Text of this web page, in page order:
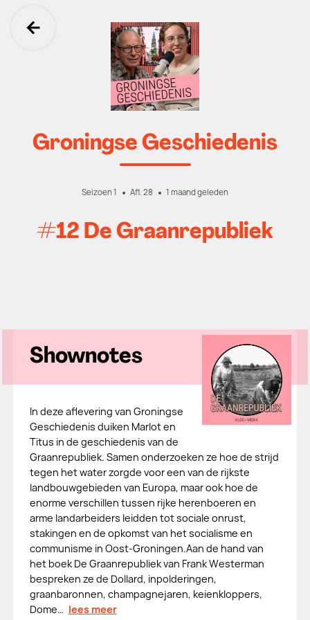
Ga terug
Groningse Geschiedenis
Seizoen 1 Afl. 28 1 maand geleden
#12 De Graanrepubliek
Shownotes
In deze aflevering van Groningse
Geschiedenis duiken Marlot en
Titus in de geschiedenis van de
Graanrepubliek. Samen onderzoeken ze hoe de strijd
tegen het water zorgde voor een van de rijkste
landbouwgebieden van Europa, maar ook hoe de
enorme verschillen tussen rijke herenboeren en
arme landarbeiders leidden tot sociale onrust,
stakingen en de opkomst van het socialisme en
communisme in Oost-Groningen.Aan de hand van
het boek De Graanrepubliek van Frank Westerman
bespreken ze de Dollard, inpolderingen,
graanbaronnen, champagnejaren, keienkloppers,
Dome… lees meer